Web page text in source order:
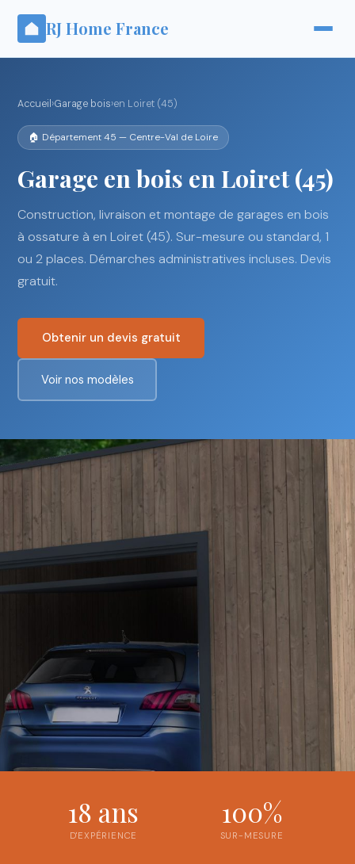
RJ Home France
Accueil ›Garage bois›en Loiret (45)
🏠 Département 45 — Centre-Val de Loire
Garage en bois en Loiret (45)
Construction, livraison et montage de garages en bois
à ossature à en Loiret (45). Sur-mesure ou standard, 1
ou 2 places. Démarches administratives incluses. Devis
gratuit.
Obtenir un devis gratuit
Voir nos modèles
18 ans
D'EXPÉRIENCE
100%
SUR-MESURE